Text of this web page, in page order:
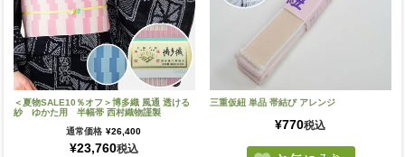
＜夏物SALE10％オフ＞博多織 風通 透ける
紗 ゆかた用 半幅帯 西村織物謹製
通常価格 ¥26,400
¥23,760税込
三重仮紐 単品 帯結び アレンジ
¥770税込